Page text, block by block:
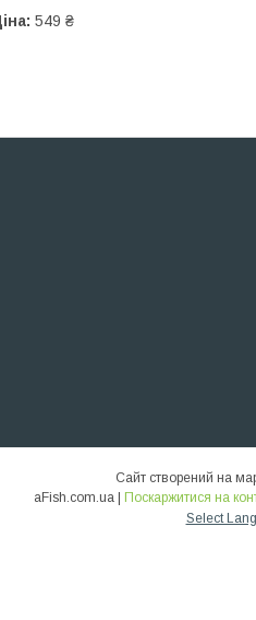
549 ₴
Сайт створений на
aFish.com.ua | Поскаржитися на
Select